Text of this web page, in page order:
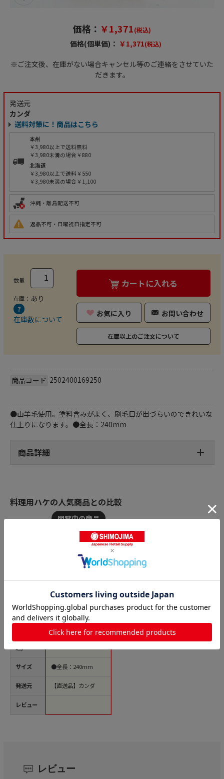
価格： ￥1,371(税込)
価格(個単価)： ￥1,371(税込)
※ご注文後、在庫がない場合キャンセル等のご連絡をさせていた
だきます。
発送元
カンダ
送料対策に！商品はこちら
本州
￥3,980以上で送料無料
￥3,980未満の場合￥880
北海道
￥3,980以上で送料￥550
￥3,980未満の場合￥1,100
沖縄・離島配送不可
返品不可・日曜祝日指定不可
数量
在庫： あり
在庫数について
カートに入れる
お気に入り お問い合わせ
在庫以上のご注文について
商品コード 2502400169250
●山羊毛使用。塗料含みがよく、刷毛目が出づらいのできれいな
仕上りになります。●全長：240mm
商品詳細
料理用ハケの人気商品との比較
商品名
込)
サイズ
発送元
レビュー
木柄白ハケ105mm 1
個（ご注文単位1個）
【直送品】
￥1,371
●全長：240mm
【直送品】カンダ
レビュー